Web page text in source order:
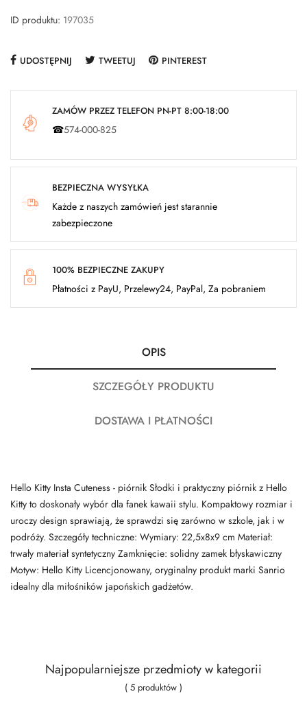
ID produktu: 197035
UDOSTĘPNIJ TWEETUJ PINTEREST
ZAMÓW PRZEZ TELEFON PN-PT 8:00-18:00
☎574-000-825
BEZPIECZNA WYSYŁKA
Każde z naszych zamówień jest starannie
zabezpieczone
100% BEZPIECZNE ZAKUPY
Płatności z PayU, Przelewy24, PayPal, Za pobraniem
OPIS
SZCZEGÓŁY PRODUKTU
DOSTAWA I PŁATNOŚCI
Hello Kitty Insta Cuteness - piórnik Słodki i praktyczny piórnik z Hello
Kitty to doskonały wybór dla fanek kawaii stylu. Kompaktowy rozmiar i
uroczy design sprawiają, że sprawdzi się zarówno w szkole, jak i w
podróży. Szczegóły techniczne: Wymiary: 22,5x8x9 cm Materiał:
trwały materiał syntetyczny Zamknięcie: solidny zamek błyskawiczny
Motyw: Hello Kitty Licencjonowany, oryginalny produkt marki Sanrio
idealny dla miłośników japońskich gadżetów.
Najpopularniejsze przedmioty w kategorii
( 5 produktów )